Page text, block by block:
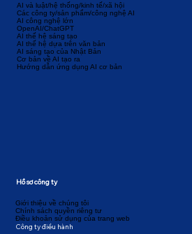
AI và luật/hệ thống/kinh tế/xã hội
Các công ty/sản phẩm/công nghệ AI
AI công nghệ lớn
OpenAI/ChatGPT
AI thế hệ sáng tạo
AI thế hệ dựa trên văn bản
AI sáng tạo của Nhật Bản
Cơ bản về AI tạo ra
Hướng dẫn ứng dụng AI cơ bản
Giới thiệu về chúng tôi
Chính sách quyền riêng tư
Điều khoản sử dụng của trang web
Công ty điều hành
Hồ sơ công ty